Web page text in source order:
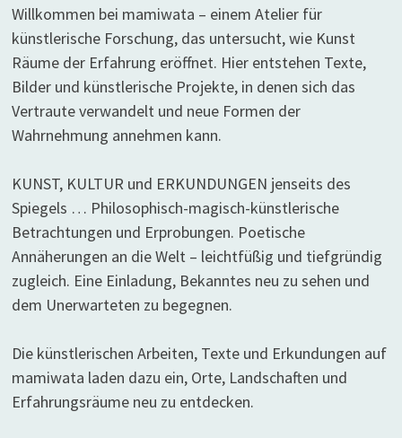
Willkommen bei mamiwata – einem Atelier für
künstlerische Forschung, das untersucht, wie Kunst
Räume der Erfahrung eröffnet. Hier entstehen Texte,
Bilder und künstlerische Projekte, in denen sich das
Vertraute verwandelt und neue Formen der
Wahrnehmung annehmen kann.
KUNST, KULTUR und ERKUNDUNGEN jenseits des
Spiegels … Philosophisch-magisch-künstlerische
Betrachtungen und Erprobungen. Poetische
Annäherungen an die Welt – leichtfüßig und tiefgründig
zugleich. Eine Einladung, Bekanntes neu zu sehen und
dem Unerwarteten zu begegnen.
Die künstlerischen Arbeiten, Texte und Erkundungen auf
mamiwata laden dazu ein, Orte, Landschaften und
Erfahrungsräume neu zu entdecken.